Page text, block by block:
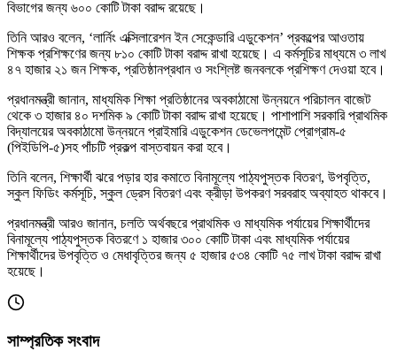
বিভাগের জন্য ৬০০ কোটি টাকা বরাদ্দ রয়েছে।
তিনি আরও বলেন, ‘লার্নিং এক্সিলারেশন ইন সেকেন্ডারি এডুকেশন’ প্রকল্পের আওতায়
শিক্ষক প্রশিক্ষণের জন্য ৮১০ কোটি টাকা বরাদ্দ রাখা হয়েছে। এ কর্মসূচির মাধ্যমে ৩ লাখ
৪৭ হাজার ২১ জন শিক্ষক, প্রতিষ্ঠানপ্রধান ও সংশ্লিষ্ট জনবলকে প্রশিক্ষণ দেওয়া হবে।
প্রধানমন্ত্রী জানান, মাধ্যমিক শিক্ষা প্রতিষ্ঠানের অবকাঠামো উন্নয়নে পরিচালন বাজেট
থেকে ৩ হাজার ৪০ দশমিক ৯ কোটি টাকা বরাদ্দ রাখা হয়েছে। পাশাপাশি সরকারি প্রাথমিক
বিদ্যালয়ের অবকাঠামো উন্নয়নে প্রাইমারি এডুকেশন ডেভেলপমেন্ট প্রোগ্রাম-৫
(পিইডিপি-৫)সহ পাঁচটি প্রকল্প বাস্তবায়ন করা হবে।
তিনি বলেন, শিক্ষার্থী ঝরে পড়ার হার কমাতে বিনামূল্যে পাঠ্যপুস্তক বিতরণ, উপবৃত্তি,
স্কুল ফিডিং কর্মসূচি, স্কুল ড্রেস বিতরণ এবং ক্রীড়া উপকরণ সরবরাহ অব্যাহত থাকবে।
প্রধানমন্ত্রী আরও জানান, চলতি অর্থবছরে প্রাথমিক ও মাধ্যমিক পর্যায়ের শিক্ষার্থীদের
বিনামূল্যে পাঠ্যপুস্তক বিতরণে ১ হাজার ৩০০ কোটি টাকা এবং মাধ্যমিক পর্যায়ের
শিক্ষার্থীদের উপবৃত্তি ও মেধাবৃত্তির জন্য ৫ হাজার ৫৩৪ কোটি ৭৫ লাখ টাকা বরাদ্দ রাখা
হয়েছে।
সাম্প্রতিক সংবাদ